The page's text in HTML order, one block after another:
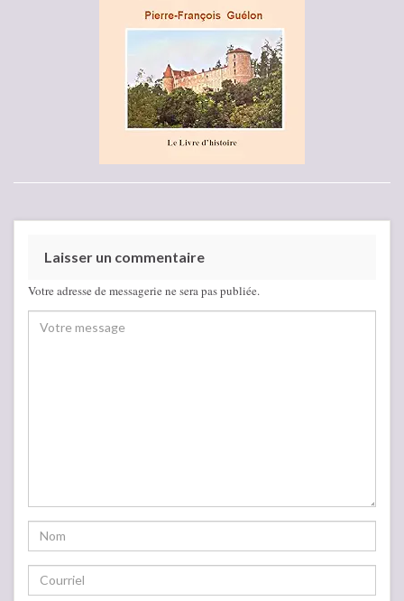
Laisser un commentaire
Votre adresse de messagerie ne sera pas publiée.